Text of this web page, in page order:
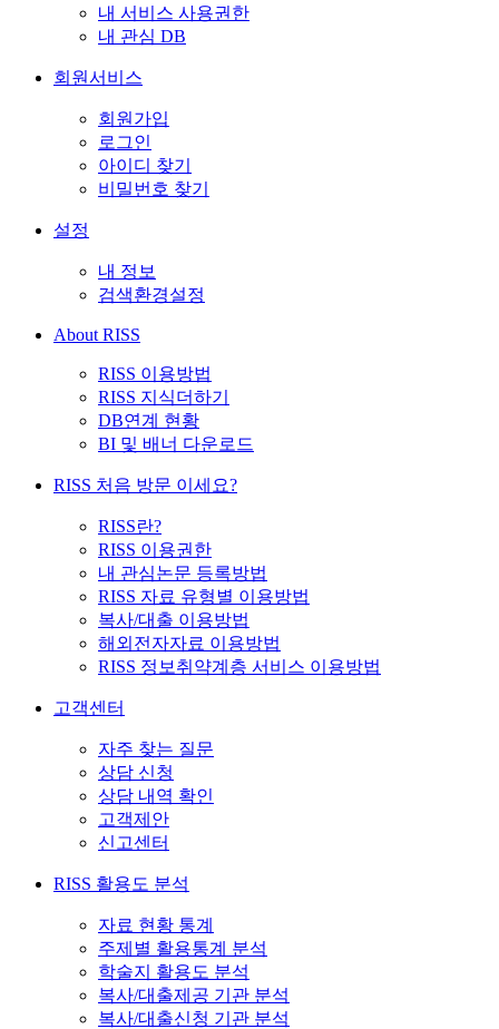
내 서비스 사용권한
내 관심 DB
회원서비스
회원가입
로그인
아이디 찾기
비밀번호 찾기
설정
내 정보
검색환경설정
About RISS
RISS 이용방법
RISS 지식더하기
DB연계 현황
BI 및 배너 다운로드
RISS 처음 방문 이세요?
RISS란?
RISS 이용권한
내 관심논문 등록방법
RISS 자료 유형별 이용방법
복사/대출 이용방법
해외전자자료 이용방법
RISS 정보취약계층 서비스 이용방법
고객센터
자주 찾는 질문
상담 신청
상담 내역 확인
고객제안
신고센터
RISS 활용도 분석
자료 현황 통계
주제별 활용통계 분석
학술지 활용도 분석
복사/대출제공 기관 분석
복사/대출신청 기관 분석